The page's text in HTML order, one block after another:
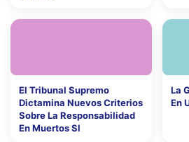
El Tribunal Supremo
Dictamina Nuevos Criterios
Sobre La Responsabilidad
En Muertos Sl
La
En